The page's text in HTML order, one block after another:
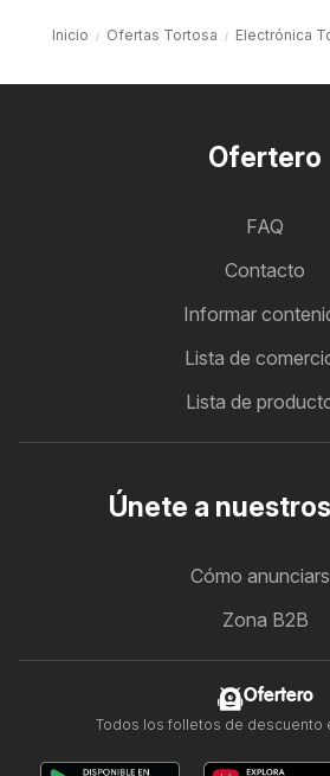
Inicio Ofertas Tortosa Electrónica
Ofertero
FAQ
Contacto
Informar
Lista de
Lista de
Únete a
Cómo
Zona B2B
Ofertero
Todos los folletos de descuento